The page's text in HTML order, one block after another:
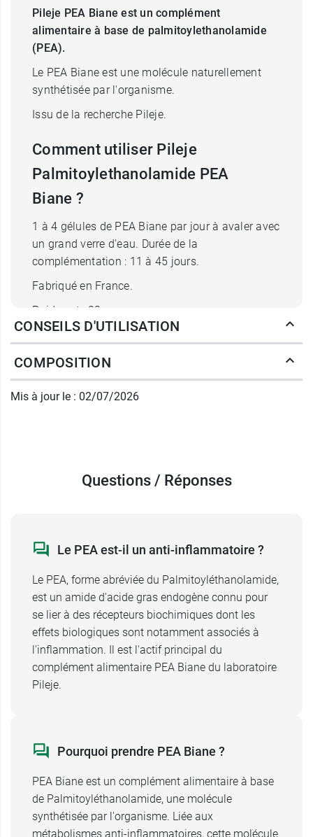
Pileje PEA Biane est un complément
alimentaire à base de palmitoylethanolamide
(PEA).
Le PEA Biane est une molécule naturellement
synthétisée par l'organisme.
Issu de la recherche Pileje.
Comment utiliser Pileje
Palmitoylethanolamide PEA
Biane ?
1 à 4 gélules de PEA Biane par jour à avaler avec
un grand verre d'eau. Durée de la
complémentation : 11 à 45 jours.
Fabriqué en France.
Poids net : 22 g
Conditionnement :45 gélules
Découvrez par exemple
CONSEILS D'UTILISATION
COMPOSITION
Mis à jour le : 02/07/2026
Questions / Réponses
Le PEA est-il un anti-inflammatoire ?
Le PEA, forme abréviée du Palmitoyléthanolamide,
est un amide d'acide gras endogène connu pour
se lier à des récepteurs biochimiques dont les
effets biologiques sont notamment associés à
l'inflammation. Il est l'actif principal du
complément alimentaire PEA Biane du laboratoire
Pileje.
Pourquoi prendre PEA Biane ?
PEA Biane est un complément alimentaire à base
de Palmitoyléthanolamide, une molécule
synthétisée par l'organisme. Liée aux
métabolismes anti-inflammatoires, cette molécule